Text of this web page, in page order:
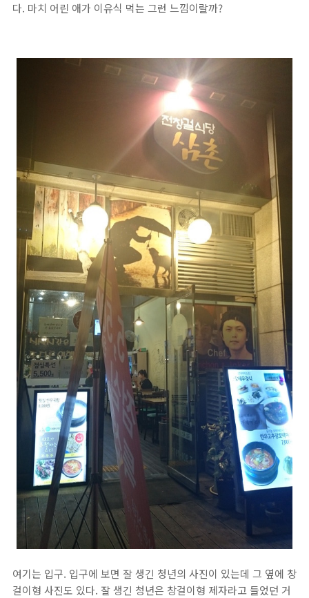
다. 마치 어린 애가 이유식 먹는 그런 느낌이랄까?
여기는 입구. 입구에 보면 잘 생긴 청년의 사진이 있는데 그 옆에 창
걸이형 사진도 있다. 잘 생긴 청년은 창걸이형 제자라고 들었던 거